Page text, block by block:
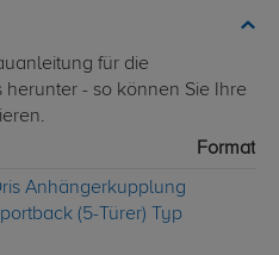
für die
- so können Sie Ihre
Format
Anhängerkupplung
(5-Türer) Typ